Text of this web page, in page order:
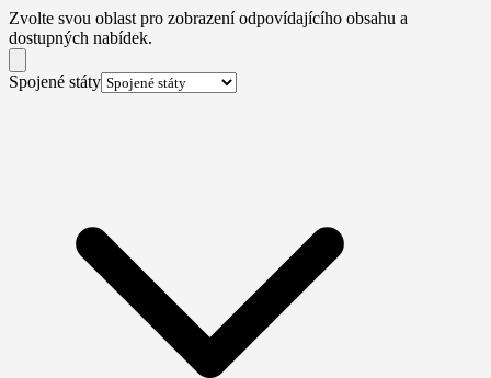
Zvolte svou oblast pro zobrazení odpovídajícího obsahu a
dostupných nabídek.
Spojené státy